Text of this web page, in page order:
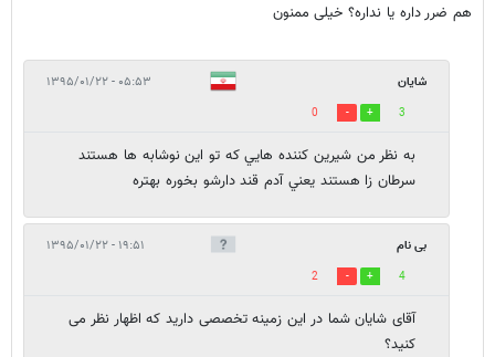
هم ضرر داره یا نداره؟ خیلی ممنون
شايان ۰۵:۵۳ - ۱۳۹۵/۰۱/۲۲
3
0
به نظر من شيرين كننده هايي كه تو اين نوشابه ها هستند
سرطان زا هستند يعني آدم قند دارشو بخوره بهتره
بی نام ۱۹:۵۱ - ۱۳۹۵/۰۱/۲۲
4
2
آقای شایان شما در این زمینه تخصصی دارید که اظهار نظر می
کنید؟